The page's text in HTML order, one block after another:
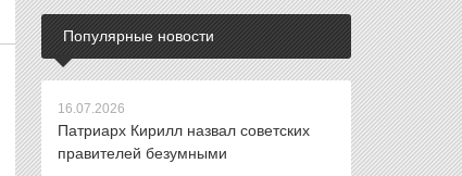
Популярные новости
16.07.2026
Патриарх Кирилл назвал советских
правителей безумными